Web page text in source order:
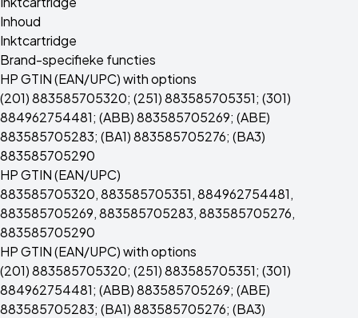
Inhoud
Inktcartridge
Brand-specifieke functies
HP GTIN (EAN/UPC) with options
(201) 883585705320; (251) 883585705351; (301)
884962754481; (ABB) 883585705269; (ABE)
883585705283; (BA1) 883585705276; (BA3)
883585705290
HP GTIN (EAN/UPC)
883585705320, 883585705351, 884962754481,
883585705269, 883585705283, 883585705276,
883585705290
HP GTIN (EAN/UPC) with options
(201) 883585705320; (251) 883585705351; (301)
884962754481; (ABB) 883585705269; (ABE)
883585705283; (BA1) 883585705276; (BA3)